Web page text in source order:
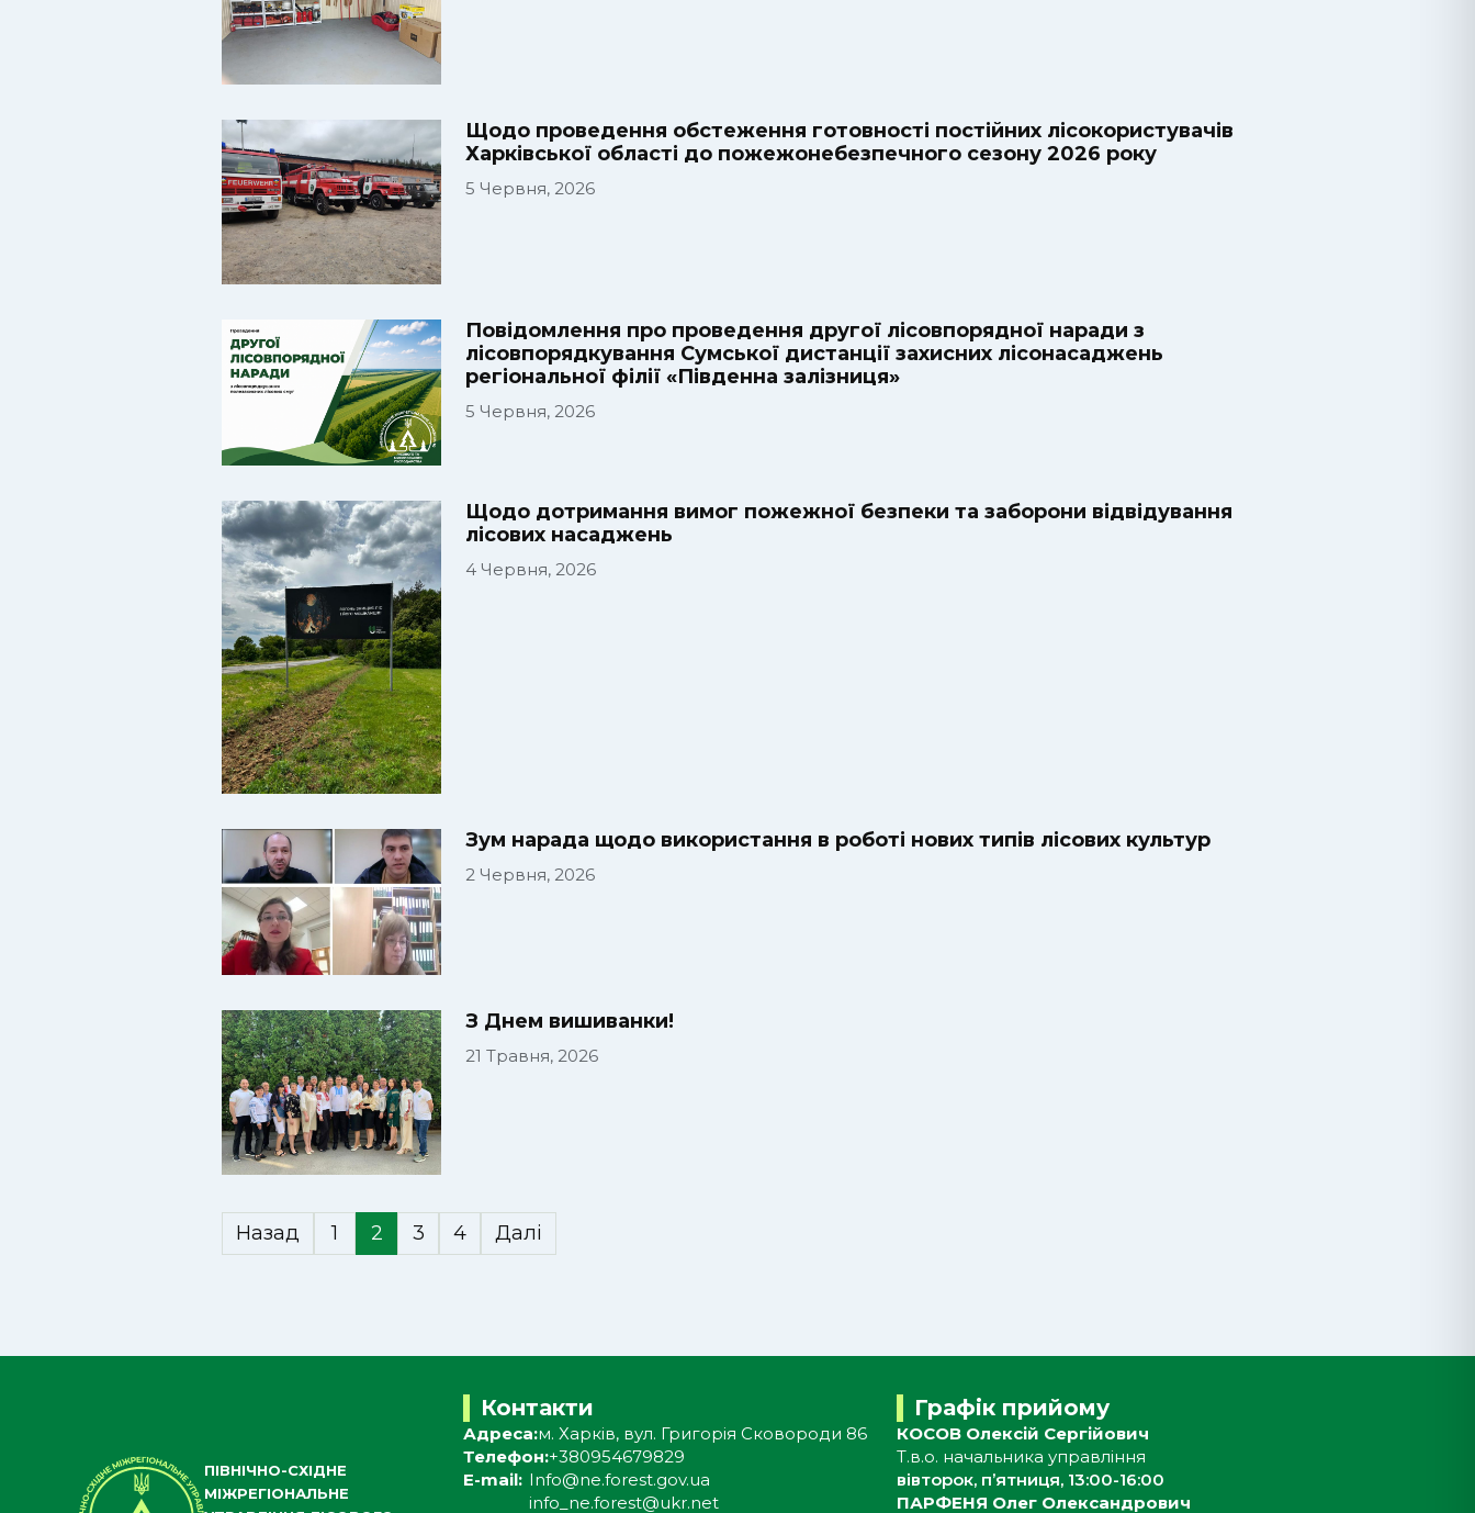
Щодо проведення обстеження готовності постійних лісокористувачів
Харківської області до пожежонебезпечного сезону 2026 року
5 Червня, 2026
Повідомлення про проведення другої лісовпорядної наради з
лісовпорядкування Сумської дистанції захисних лісонасаджень
регіональної філії «Південна залізниця»
5 Червня, 2026
Щодо дотримання вимог пожежної безпеки та заборони відвідування
лісових насаджень
4 Червня, 2026
Зум нарада щодо використання в роботі нових типів лісових культур
2 Червня, 2026
З Днем вишиванки!
21 Травня, 2026
Назад 1 2 3 4 Далі
ПІВНІЧНО-СХІДНЕ
МІЖРЕГІОНАЛЬНЕ
Контакти
Адреса:м. Харків, вул. Григорія Сковороди 86
Телефон:+380954679829
E-mail: Info@ne.forest.gov.ua
info_ne.forest@ukr.net
Графік прийому
КОСОВ Олексій Сергійович
Т.в.о. начальника управління
вівторок, п’ятниця, 13:00-16:00
ПАРФЕНЯ Олег Олександрович